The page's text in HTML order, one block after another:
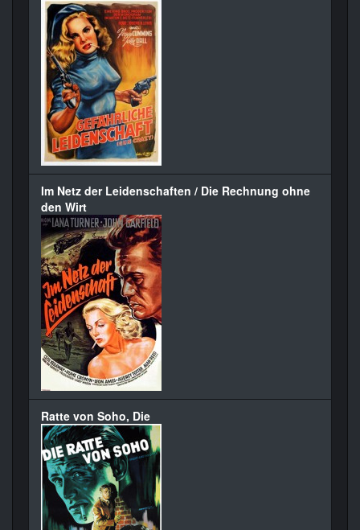
Im Netz der Leidenschaften / Die Rechnung ohne
den Wirt
Ratte von Soho, Die